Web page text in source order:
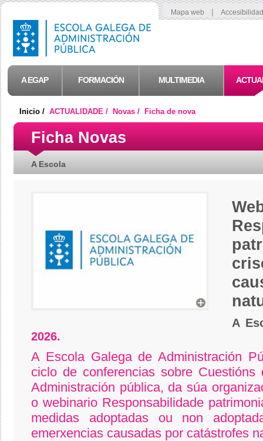
Mapa web |
A EGAP FORMACIÓN MULTIMEDIA
Inicio / ACTUALIDADE / Novas / Ficha de nova
A Escola
Ficha Novas
A
2026.
A Escola Galega de Administración
ciclo de conferencias sobre
Administración pública, da súa
o webinario Responsabilidade
medidas adoptadas ou non
emerxencias causadas por catástrofes